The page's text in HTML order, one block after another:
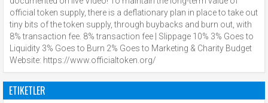
official token supply, there is a deflationary plan in place to take out
tiny bits of the token supply, through buybacks and burn out, with
8% transaction fee. 8% transaction fee | Slippage 10% 3% Goes to
Liquidity 3% Goes to Burn 2% Goes to Marketing & Charity Budget
Website: https://www.officialtoken.org/
ETIKETLER